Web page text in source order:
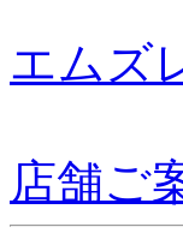
エムズ
店舗ご